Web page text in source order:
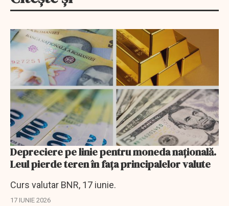
Depreciere pe linie pentru moneda națională.
Leul pierde teren în fața principalelor valute
Curs valutar BNR, 17 iunie.
17 IUNIE 2026